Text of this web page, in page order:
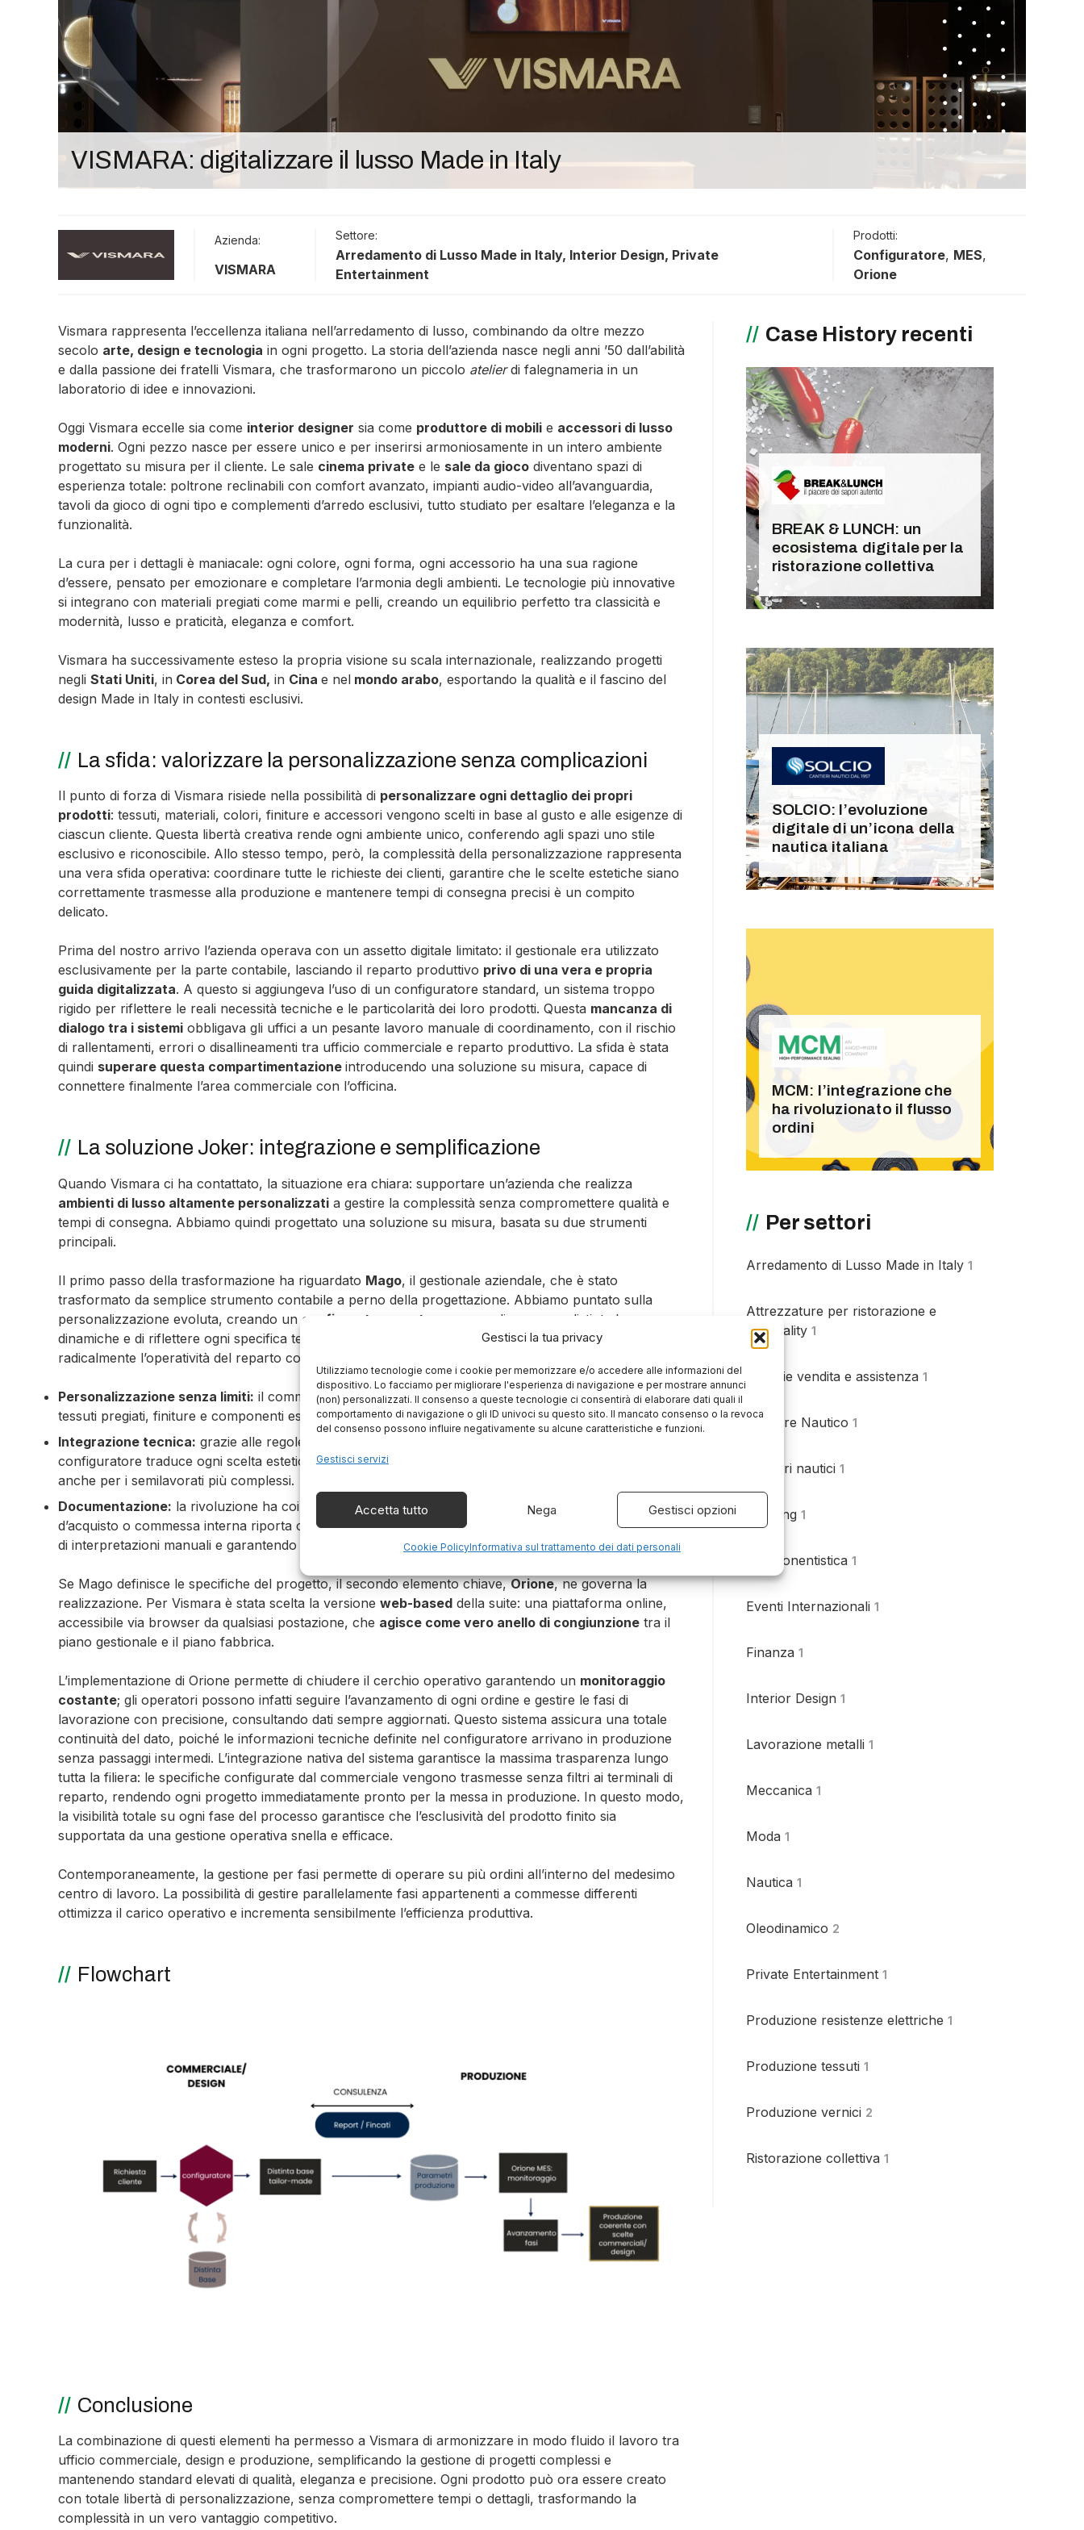
Gestisci la tua privacy
Utilizziamo tecnologie come i cookie per memorizzare e/o accedere alle informazioni del
dispositivo. Lo facciamo per migliorare l'esperienza di navigazione e per mostrare annunci
(non) personalizzati. Il consenso a queste tecnologie ci consentirà di elaborare dati quali il
comportamento di navigazione o gli ID univoci su questo sito. Il mancato consenso o la revoca
del consenso possono influire negativamente su alcune caratteristiche e funzioni.
Gestisci servizi
Accetta tutto Nega Gestisci opzioni
Cookie PolicyInformativa sul trattamento dei dati personali
VISMARA: digitalizzare il lusso Made in Italy
Azienda:
VISMARA
Settore:
Arredamento di Lusso Made in Italy, Interior Design, Private
Entertainment
Prodotti:
Configuratore, MES,
Orione
Vismara rappresenta l’eccellenza italiana nell’arredamento di lusso, combinando da oltre mezzo
secolo arte, design e tecnologia in ogni progetto. La storia dell’azienda nasce negli anni ’50 dall’abilità
e dalla passione dei fratelli Vismara, che trasformarono un piccolo atelierdi falegnameria in un
laboratorio di idee e innovazioni.
Oggi Vismara eccelle sia come interior designer sia come produttore di mobili e accessori di lusso
moderni. Ogni pezzo nasce per essere unico e per inserirsi armoniosamente in un intero ambiente
progettato su misura per il cliente. Le sale cinema private e le sale da gioco diventano spazi di
esperienza totale: poltrone reclinabili con comfort avanzato, impianti audio-video all’avanguardia,
tavoli da gioco di ogni tipo e complementi d’arredo esclusivi, tutto studiato per esaltare l’eleganza e la
funzionalità.
La cura per i dettagli è maniacale: ogni colore, ogni forma, ogni accessorio ha una sua ragione
d’essere, pensato per emozionare e completare l’armonia degli ambienti. Le tecnologie più innovative
si integrano con materiali pregiati come marmi e pelli, creando un equilibrio perfetto tra classicità e
modernità, lusso e praticità, eleganza e comfort.
Vismara ha successivamente esteso la propria visione su scala internazionale, realizzando progetti
negli Stati Uniti, in Corea del Sud, in Cina e nel mondo arabo, esportando la qualità e il fascino del
design Made in Italy in contesti esclusivi.
La sfida: valorizzare la personalizzazione senza complicazioni
Il punto di forza di Vismara risiede nella possibilità di personalizzare ogni dettaglio dei propri
prodotti: tessuti, materiali, colori, finiture e accessori vengono scelti in base al gusto e alle esigenze di
ciascun cliente. Questa libertà creativa rende ogni ambiente unico, conferendo agli spazi uno stile
esclusivo e riconoscibile. Allo stesso tempo, però, la complessità della personalizzazione rappresenta
una vera sfida operativa: coordinare tutte le richieste dei clienti, garantire che le scelte estetiche siano
correttamente trasmesse alla produzione e mantenere tempi di consegna precisi è un compito
delicato.
Prima del nostro arrivo l’azienda operava con un assetto digitale limitato: il gestionale era utilizzato
esclusivamente per la parte contabile, lasciando il reparto produttivo privo di una vera e propria
guida digitalizzata. A questo si aggiungeva l’uso di un configuratore standard, un sistema troppo
rigido per riflettere le reali necessità tecniche e le particolarità dei loro prodotti. Questa mancanza di
dialogo tra i sistemi obbligava gli uffici a un pesante lavoro manuale di coordinamento, con il rischio
di rallentamenti, errori o disallineamenti tra ufficio commerciale e reparto produttivo. La sfida è stata
quindi superare questa compartimentazione introducendo una soluzione su misura, capace di
connettere finalmente l’area commerciale con l’officina.
La soluzione Joker: integrazione e semplificazione
Quando Vismara ci ha contattato, la situazione era chiara: supportare un’azienda che realizza
ambienti di lusso altamente personalizzati a gestire la complessità senza compromettere qualità e
tempi di consegna. Abbiamo quindi progettato una soluzione su misura, basata su due strumenti
principali.
Il primo passo della trasformazione ha riguardato Mago, il gestionale aziendale, che è stato
trasformato da semplice strumento contabile a perno della progettazione. Abbiamo puntato sulla
personalizzazione evoluta, creando un configuratore custom
capace di generare distinte base
dinamiche e di riflettere ogni specifica tecnica richiesta dal cliente. Questo strumento ha cambiato
radicalmente l’operatività del reparto commerciale:
Personalizzazione senza limiti: il commerciale può comporre l’ordine selezionando liberamente
tessuti pregiati, finiture e componenti esclusivi.
Integrazione tecnica: grazie alle regole inserite dall’ufficio tecnico alla base del sistema, il
configuratore traduce ogni scelta estetica in una distinta base specifica e tecnicamente verificata,
anche per i semilavorati più complessi.
Documentazione: la rivoluzione ha coinvolto anche la reportistica e i fincati. Ogni preventivo, ordine
d’acquisto o commessa interna riporta ora i dettagli esatti delle varianti scelte, eliminando la necessità
di interpretazioni manuali e garantendo che ogni progetto rispecchi la visione originale del cliente.
Se Mago definisce le specifiche del progetto, il secondo elemento chiave,Orione, ne governa la
realizzazione. Per Vismara è stata scelta la versione web-based della suite: una piattaforma online,
accessibile via browser da qualsiasi postazione, che agisce come vero anello di congiunzione tra il
piano gestionale e il piano fabbrica.
L’implementazione di Orione permette di chiudere il cerchio operativo garantendo un monitoraggio
costante; gli operatori possono infatti seguire l’avanzamento di ogni ordine e gestire le fasi di
lavorazione con precisione, consultando dati sempre aggiornati. Questo sistema assicura una totale
continuità del dato, poiché le informazioni tecniche definite nel configuratore arrivano in produzione
senza passaggi intermedi. L’integrazione nativa del sistema garantisce la massima trasparenza lungo
tutta la filiera: le specifiche configurate dal commerciale vengono trasmesse senza filtri ai terminali di
reparto, rendendo ogni progetto immediatamente pronto per la messa in produzione. In questo modo,
la visibilità totale su ogni fase del processo garantisce che l’esclusività del prodotto finito sia
supportata da una gestione operativa snella e efficace.
Contemporaneamente, la gestione per fasi permette di operare su più ordini all’interno del medesimo
centro di lavoro. La possibilità di gestire parallelamente fasi appartenenti a commesse differenti
ottimizza il carico operativo e incrementa sensibilmente l’efficienza produttiva.
Flowchart
Conclusione
La combinazione di questi elementi ha permesso a Vismara di armonizzare in modo fluido il lavoro tra
ufficio commerciale, design e produzione, semplificando la gestione di progetti complessi e
mantenendo standard elevati di qualità, eleganza e precisione. Ogni prodotto può ora essere creato
con totale libertà di personalizzazione, senza compromettere tempi o dettagli, trasformando la
complessità in un vero vantaggio competitivo.
Case History recenti
BREAK & LUNCH: un
ecosistema digitale per la
ristorazione collettiva
SOLCIO: l’evoluzione
digitale di un’icona della
nautica italiana
MCM: l’integrazione che
ha rivoluzionato il flusso
ordini
Per settori
Arredamento di Lusso Made in Italy 1
Attrezzature per ristorazione e
hospitality 1
Batterie vendita e assistenza 1
Cantiere Nautico 1
Cantieri nautici 1
Catering 1
Componentistica 1
Eventi Internazionali 1
Finanza 1
Interior Design 1
Lavorazione metalli 1
Meccanica 1
Moda 1
Nautica 1
Oleodinamico 2
Private Entertainment 1
Produzione resistenze elettriche 1
Produzione tessuti 1
Produzione vernici 2
Ristorazione collettiva 1